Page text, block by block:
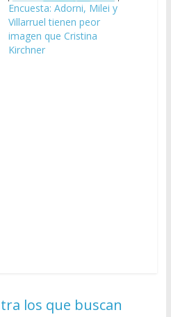
Encuesta: Adorni, Milei y
Villarruel tienen peor
imagen que Cristina
Kirchner
los que buscan